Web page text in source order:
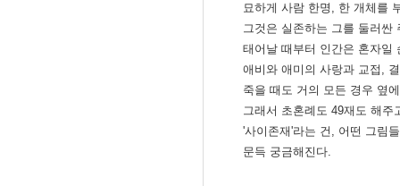
묘하게 사람 한명, 한 개체를
그것은 실존하는 그를 둘러싼
태어날 때부터 인간은 혼자일
애비와 애미의 사랑과 교접,
죽을 때도 거의 모든 경우 옆
그래서 초혼례도 49재도 해주
'사이존재'라는 건, 어떤 그림
문득 궁금해진다.